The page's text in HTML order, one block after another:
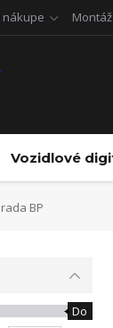
nákupe
Vozidlové
rada BP
Do